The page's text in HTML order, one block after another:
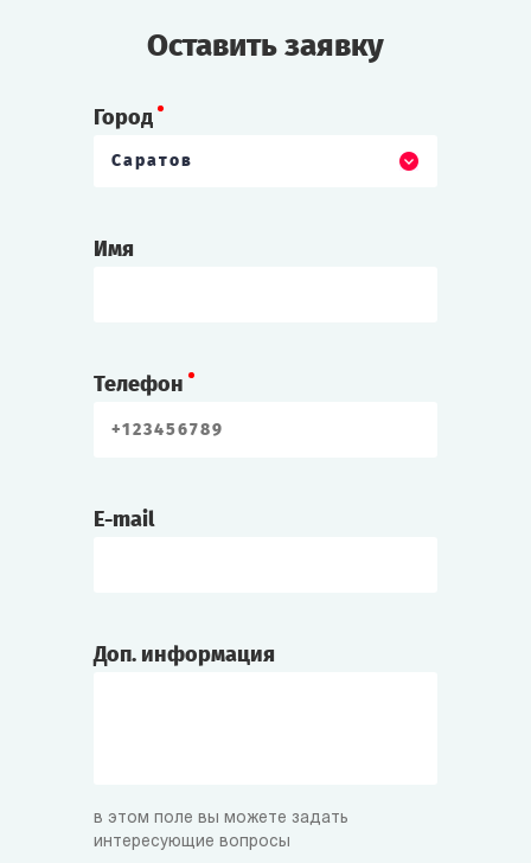
Оставить заявку
Город
Саратов
Имя
Телефон
E-mail
Доп. информация
в этом поле вы можете задать
интересующие вопросы